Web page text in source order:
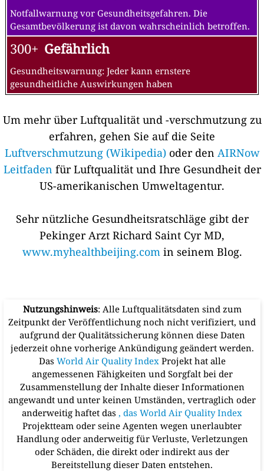
Notfallwarnung vor Gesundheitsgefahren. Die
Gesamtbevölkerung ist davon wahrscheinlich betroffen.
300+ Gefährlich
Gesundheitswarnung: Jeder kann ernstere
gesundheitliche Auswirkungen haben
Um mehr über Luftqualität und -verschmutzung zu
erfahren, gehen Sie auf die Seite
Luftverschmutzung (Wikipedia)oder den AIRNow
Leitfaden für Luftqualität und Ihre Gesundheit der
US-amerikanischen Umweltagentur.
Sehr nützliche Gesundheitsratschläge gibt der
Pekinger Arzt Richard Saint Cyr MD,
www.myhealthbeijing.comin seinem Blog.
Nutzungshinweis: Alle Luftqualitätsdaten sind zum
Zeitpunkt der Veröffentlichung noch nicht verifiziert, und
aufgrund der Qualitätssicherung können diese Daten
jederzeit ohne vorherige Ankündigung geändert werden.
Das World Air Quality Index Projekt hat alle
angemessenen Fähigkeiten und Sorgfalt bei der
Zusammenstellung der Inhalte dieser Informationen
angewandt und unter keinen Umständen, vertraglich oder
anderweitig haftet das , das World Air Quality Index
Projektteam oder seine Agenten wegen unerlaubter
Handlung oder anderweitig für Verluste, Verletzungen
oder Schäden, die direkt oder indirekt aus der
Bereitstellung dieser Daten entstehen.